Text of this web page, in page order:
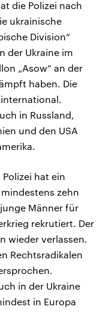
die Polizei nach
ukrainische
Division“
der Ukraine im
„Asow“ an der
haben. Die
in Russland,
und den USA
hat ein
zehn
Männer für
rekrutiert. Der
wieder verlassen.
Rechtsradikalen
in der Ukraine
in Europa